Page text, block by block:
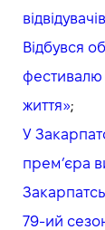
відвідувачів
Відбувся
фестивалю
життя»;
У
прем’єра
79-ий